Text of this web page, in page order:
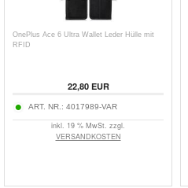
OnePlus Ace 6 Ultra Wallet Leder Hülle mit
RFID
22,80EUR
ART. NR.: 4017989-VAR
inkl. 19 % MwSt. zzgl.
VERSANDKOSTEN